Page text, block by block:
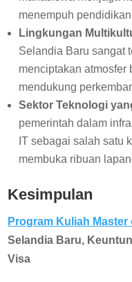
menempuh
Lingkungan
Selandia Baru sangat
menciptakan atmosfer
mendukung
Sektor Teknologi
pemerintah dalam
IT sebagai salah satu
membuka ribuan
Kesimpulan
Program Kuliah Master
Selandia Baru,
Visa